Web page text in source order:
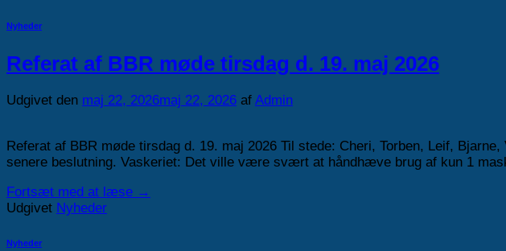
Nyheder
Referat af BBR møde tirsdag d. 19. maj 2026
Udgivet den maj 22, 2026maj 22, 2026 af Admin
Referat af BBR møde tirsdag d. 19. maj 2026 Til stede: Cheri, Torben, Leif,
senere beslutning. Vaskeriet: Det ville være svært at håndhæve brug af kun 1
Fortsæt med at læse →
Udgivet Nyheder
Nyheder